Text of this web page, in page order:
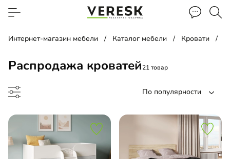
Интернет-магазин мебели Каталог мебели Кровати
Распродажа кроватей21 товар
По популярности